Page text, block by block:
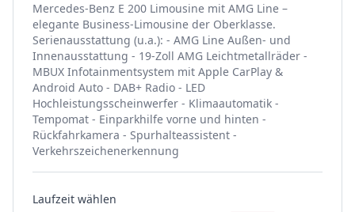
Mercedes-Benz E 200 Limousine mit AMG Line –
elegante Business-Limousine der Oberklasse.
Serienausstattung (u.a.): - AMG Line Außen- und
Innenausstattung - 19-Zoll AMG Leichtmetallräder -
MBUX Infotainmentsystem mit Apple CarPlay &
Android Auto - DAB+ Radio - LED
Hochleistungsscheinwerfer - Klimaautomatik -
Tempomat - Einparkhilfe vorne und hinten -
Rückfahrkamera - Spurhalteassistent -
Verkehrszeichenerkennung
Laufzeit wählen